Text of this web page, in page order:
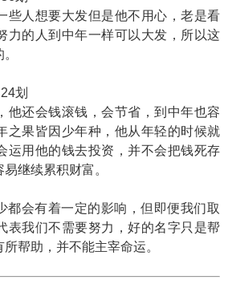
些人想要大发但是他不用心，老是看
力的人到中年一样可以大发，所以这
划
他还会钱滚钱，会节省，到中年也容
之果皆因少年种，他从年轻的时候就
运用他的钱去投资，并不会把钱死存
继续累积财富。
都会有着一定的影响，但即便我们取
表我们不需要努力，好的名字只是帮
帮助，并不能主宰命运。